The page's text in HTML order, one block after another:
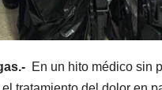
En un hito médico sin